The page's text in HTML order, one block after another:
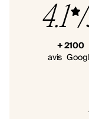
4.1
+ 2100
avis